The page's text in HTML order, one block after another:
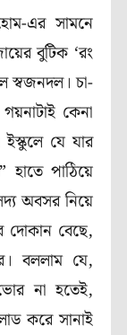
হোম-এর সামনে
বুটিক ‘রং
স্বজনদল। চা-
কেনা
যে যার
হাতে পাঠিয়ে
অবসর নিয়ে
দোকান বেছে,
বললাম যে,
না হতেই,
করে সানাই